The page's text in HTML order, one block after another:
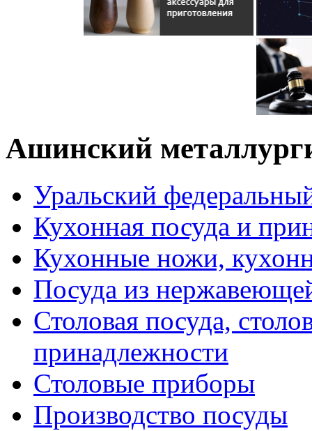
Ашинский
Уральский
Кухонная посуда и
Кухонные ножи,
Посуда из
Столовая посуда,
принадлежности
Столовые приборы
Производство посуды